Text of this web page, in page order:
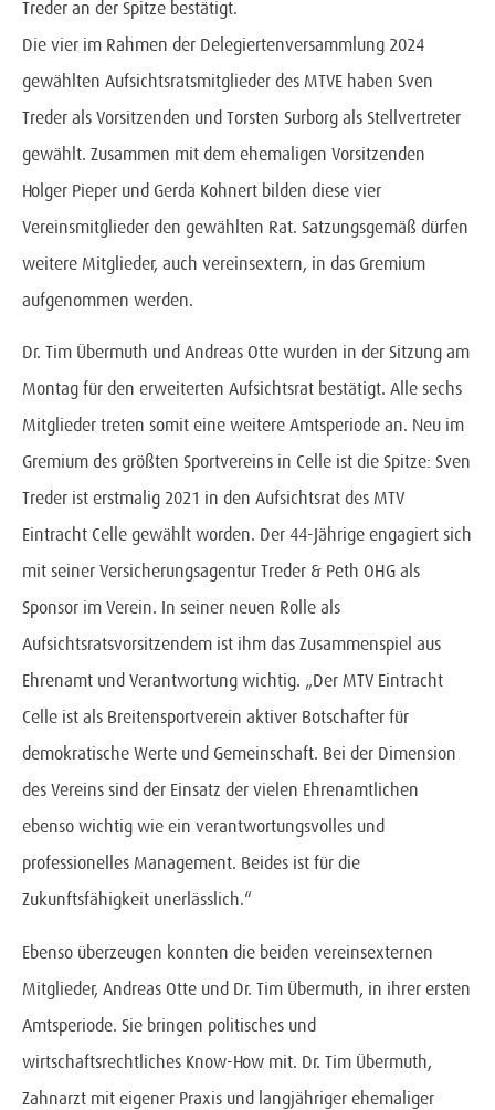
Treder an der Spitze bestätigt.
Die vier im Rahmen der Delegiertenversammlung 2024
gewählten Aufsichtsratsmitglieder des MTVE haben Sven
Treder als Vorsitzenden und Torsten Surborg als Stellvertreter
gewählt. Zusammen mit dem ehemaligen Vorsitzenden
Holger Pieper und Gerda Kohnert bilden diese vier
Vereinsmitglieder den gewählten Rat. Satzungsgemäß dürfen
weitere Mitglieder, auch vereinsextern, in das Gremium
aufgenommen werden.
Dr. Tim Übermuth und Andreas Otte wurden in der Sitzung am
Montag für den erweiterten Aufsichtsrat bestätigt. Alle sechs
Mitglieder treten somit eine weitere Amtsperiode an. Neu im
Gremium des größten Sportvereins in Celle ist die Spitze: Sven
Treder ist erstmalig 2021 in den Aufsichtsrat des MTV
Eintracht Celle gewählt worden. Der 44-Jährige engagiert sich
mit seiner Versicherungsagentur Treder & Peth OHG als
Sponsor im Verein. In seiner neuen Rolle als
Aufsichtsratsvorsitzendem ist ihm das Zusammenspiel aus
Ehrenamt und Verantwortung wichtig. „Der MTV Eintracht
Celle ist als Breitensportverein aktiver Botschafter für
demokratische Werte und Gemeinschaft. Bei der Dimension
des Vereins sind der Einsatz der vielen Ehrenamtlichen
ebenso wichtig wie ein verantwortungsvolles und
professionelles Management. Beides ist für die
Zukunftsfähigkeit unerlässlich.“
Ebenso überzeugen konnten die beiden vereinsexternen
Mitglieder, Andreas Otte und Dr. Tim Übermuth, in ihrer ersten
Amtsperiode. Sie bringen politisches und
wirtschaftsrechtliches Know-How mit. Dr. Tim Übermuth,
Zahnarzt mit eigener Praxis und langjähriger ehemaliger